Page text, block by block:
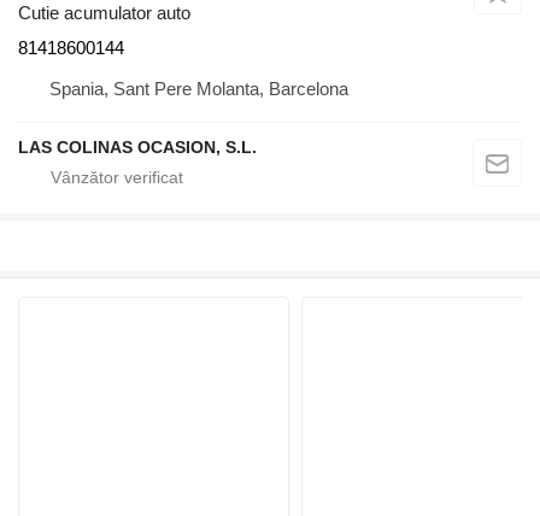
Cutie acumulator auto
81418600144
Spania, Sant Pere Molanta, Barcelona
LAS COLINAS OCASION, S.L.